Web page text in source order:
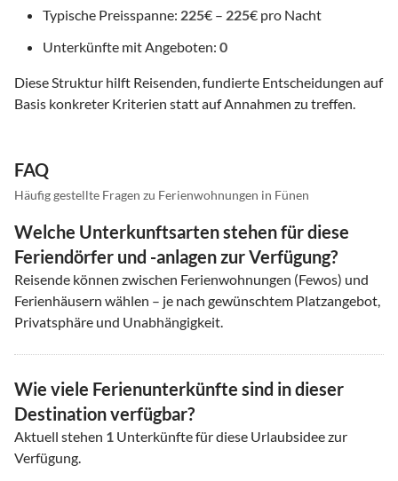
Typische Preisspanne: 225€ – 225€ pro Nacht
Unterkünfte mit Angeboten: 0
Diese Struktur hilft Reisenden, fundierte Entscheidungen auf
Basis konkreter Kriterien statt auf Annahmen zu treffen.
FAQ
Häufig gestellte Fragen zu Ferienwohnungen in Fünen
Welche Unterkunftsarten stehen für diese
Feriendörfer und -anlagen zur Verfügung?
Reisende können zwischen Ferienwohnungen (Fewos) und
Ferienhäusern wählen – je nach gewünschtem Platzangebot,
Privatsphäre und Unabhängigkeit.
Wie viele Ferienunterkünfte sind in dieser
Destination verfügbar?
Aktuell stehen 1 Unterkünfte für diese Urlaubsidee zur
Verfügung.